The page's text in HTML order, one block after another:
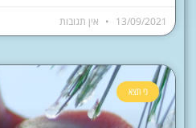
13/09/2021 אין תגובות
כי תצא